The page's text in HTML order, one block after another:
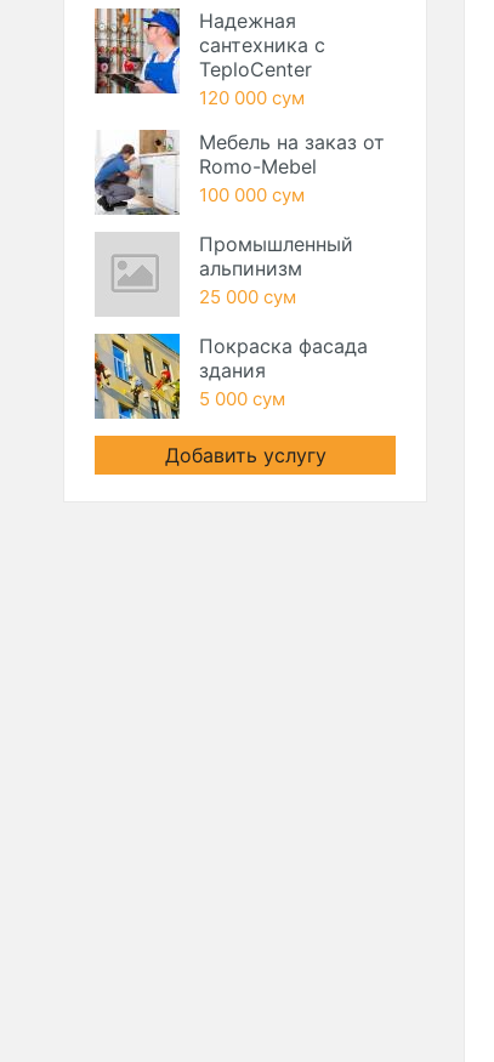
Надежная
сантехника с
TeploCenter
120 000 сум
Мебель на заказ от
Romo-Mebel
100 000 сум
Промышленный
альпинизм
25 000 сум
Покраска фасада
здания
5 000 сум
Добавить услугу